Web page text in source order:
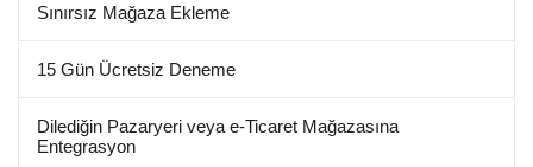
Sınırsız Mağaza Ekleme
15 Gün Ücretsiz Deneme
Dilediğin Pazaryeri veya e-Ticaret Mağazasına
Entegrasyon